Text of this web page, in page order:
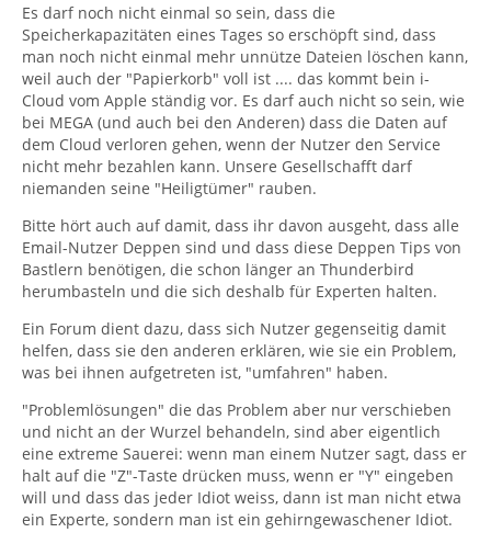
Es darf noch nicht einmal so sein, dass die
Speicherkapazitäten eines Tages so erschöpft sind, dass
man noch nicht einmal mehr unnütze Dateien löschen kann,
weil auch der "Papierkorb" voll ist .... das kommt bein i-
Cloud vom Apple ständig vor. Es darf auch nicht so sein, wie
bei MEGA (und auch bei den Anderen) dass die Daten auf
dem Cloud verloren gehen, wenn der Nutzer den Service
nicht mehr bezahlen kann. Unsere Gesellschafft darf
niemanden seine "Heiligtümer" rauben.
Bitte hört auch auf damit, dass ihr davon ausgeht, dass alle
Email-Nutzer Deppen sind und dass diese Deppen Tips von
Bastlern benötigen, die schon länger an Thunderbird
herumbasteln und die sich deshalb für Experten halten.
Ein Forum dient dazu, dass sich Nutzer gegenseitig damit
helfen, dass sie den anderen erklären, wie sie ein Problem,
was bei ihnen aufgetreten ist, "umfahren" haben.
"Problemlösungen" die das Problem aber nur verschieben
und nicht an der Wurzel behandeln, sind aber eigentlich
eine extreme Sauerei: wenn man einem Nutzer sagt, dass er
halt auf die "Z"-Taste drücken muss, wenn er "Y" eingeben
will und dass das jeder Idiot weiss, dann ist man nicht etwa
ein Experte, sondern man ist ein gehirngewaschener Idiot.